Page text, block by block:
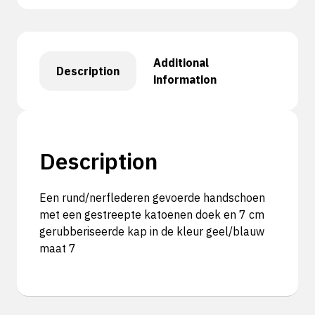
Description
Additional
information
Description
Een rund/nerflederen gevoerde handschoen
met een gestreepte katoenen doek en 7 cm
gerubberiseerde kap in de kleur geel/blauw
maat 7